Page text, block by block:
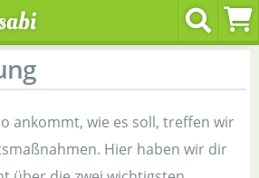
ankommt, wie es soll, treffen wir
Hier haben wir dir